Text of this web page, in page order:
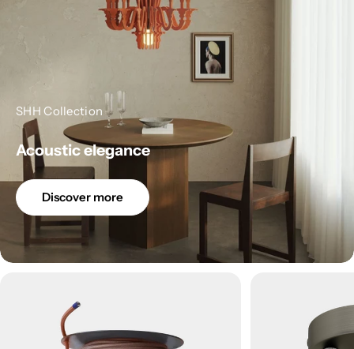
SHH Collection
Acoustic elegance
Discover more